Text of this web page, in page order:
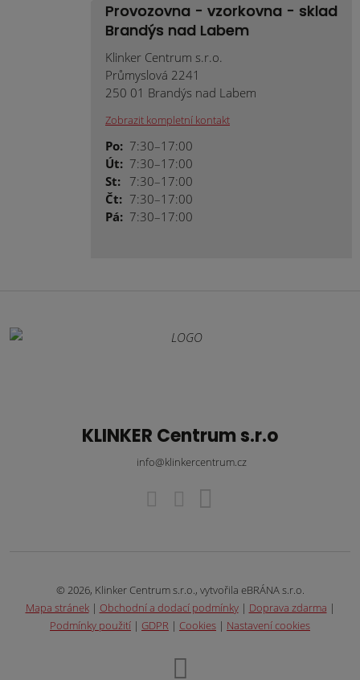
Provozovna - vzorkovna - sklad
Brandýs nad Labem
Klinker Centrum s.r.o.
Průmyslová 2241
250 01 Brandýs nad Labem
Zobrazit kompletní kontakt
Po: 7:30–17:00
Út: 7:30–17:00
St: 7:30–17:00
Čt: 7:30–17:00
Pá: 7:30–17:00
KLINKER Centrum s.r.o
info@klinkercentrum.cz
© 2026, Klinker Centrum s.r.o., vytvořila eBRÁNA s.r.o.
Mapa stránek| Obchodní a dodací podmínky| Doprava zdarma |
Podmínky použití | GDPR | Cookies | Nastavení cookies